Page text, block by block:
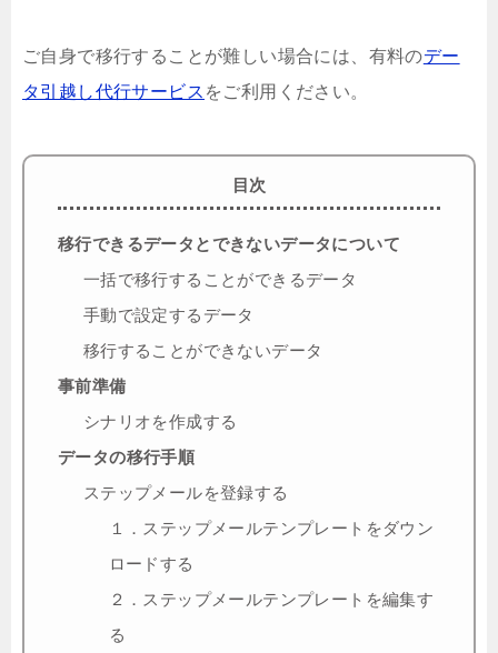
ご自身で移行することが難しい場合には、有料のデー
タ引越し代行サービス をご利用ください。
目次
移行できるデータとできないデータについて
一括で移行することができるデータ
手動で設定するデータ
移行することができないデータ
事前準備
シナリオを作成する
データの移行手順
ステップメールを登録する
１．ステップメールテンプレートをダウン
ロードする
２．ステップメールテンプレートを編集す
る